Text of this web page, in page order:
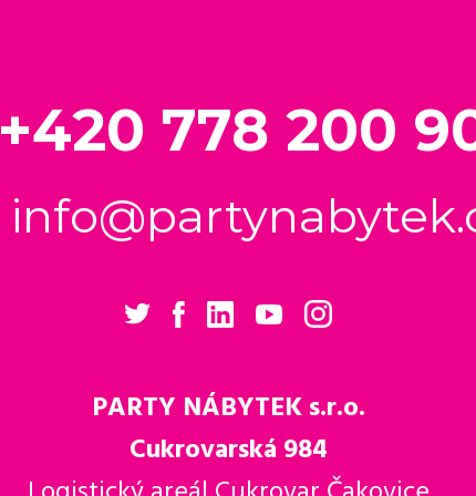
+420 778 200
PARTY NÁBYTEK s.r.o.
Cukrovarská 984